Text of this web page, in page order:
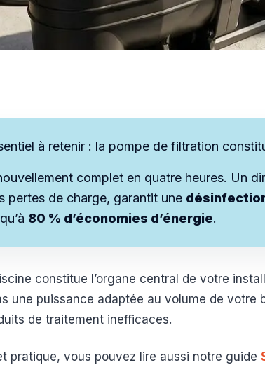
à retenir : la pompe de filtration
complet en quatre heures. Un
pertes de charge, garantit une
80 % d’économies d’énergie.
constitue l’organe central de votre
une puissance adaptée au volume de
de traitement inefficaces.
pratique, vous pouvez lire aussi notre guide